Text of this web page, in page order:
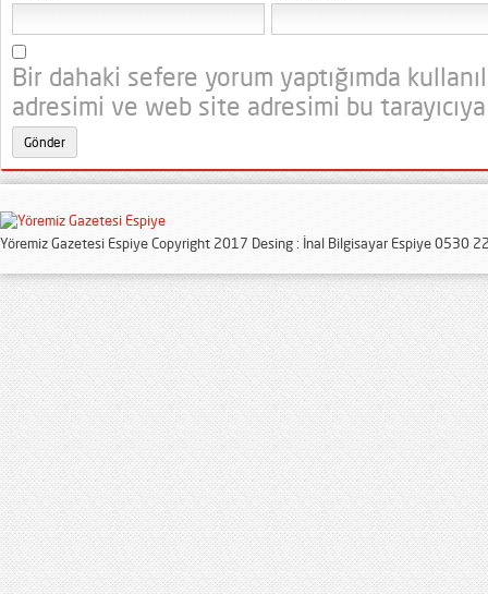
Bir dahaki sefere yorum yaptığımda
adresimi ve web site adresimi bu
Yöremiz Gazetesi Espiye Copyright 2017 Desing : İnal Bilgisayar Espiye 0530